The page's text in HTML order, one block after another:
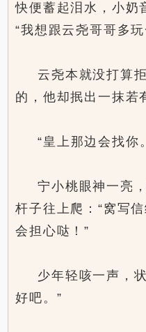
快便蓄起泪水，小奶
“我想跟云尧哥哥多
云尧本就没打算
的，他却抿出一抹若
“皇上那边会找你
宁小桃眼神一亮
杆子往上爬：“窝写
会担心哒！”
少年轻咳一声，
好吧。”